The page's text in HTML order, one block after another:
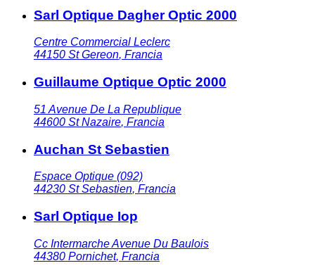
Sarl Optique Dagher Optic 2000
Centre Commercial Leclerc
44150 St Gereon, Francia
Guillaume Optique Optic 2000
51 Avenue De La Republique
44600 St Nazaire, Francia
Auchan St Sebastien
Espace Optique (092)
44230 St Sebastien, Francia
Sarl Optique Iop
Cc Intermarche Avenue Du Baulois
44380 Pornichet, Francia